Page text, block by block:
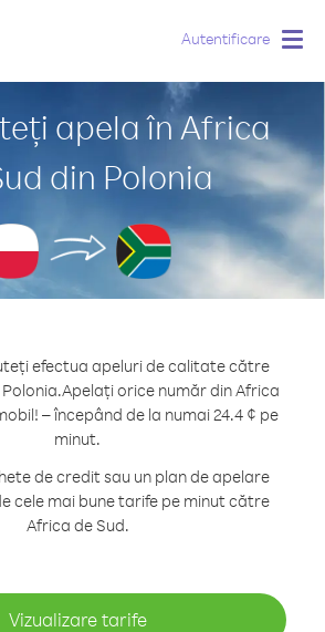
Autentificare
apela în Africa
din Polonia
efectua apeluri de calitate către
Apelați orice număr din Africa
– începând de la numai 24.4 ¢ pe
minut.
de credit sau un plan de apelare
cele mai bune tarife pe minut către
Africa de Sud.
Vizualizare tarife